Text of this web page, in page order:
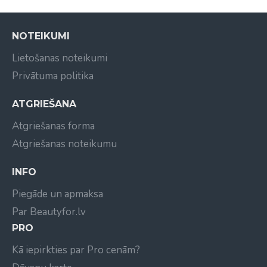
NOTEIKUMI
Lietošanas noteikumi
Privātuma politika
ATGRIEŠANA
Atgriešanas forma
Atgriešanas noteikumu
INFO
Piegāde un apmaksa
Par Beautyfor.lv
PRO
Kā iepirkties par Pro cenām?